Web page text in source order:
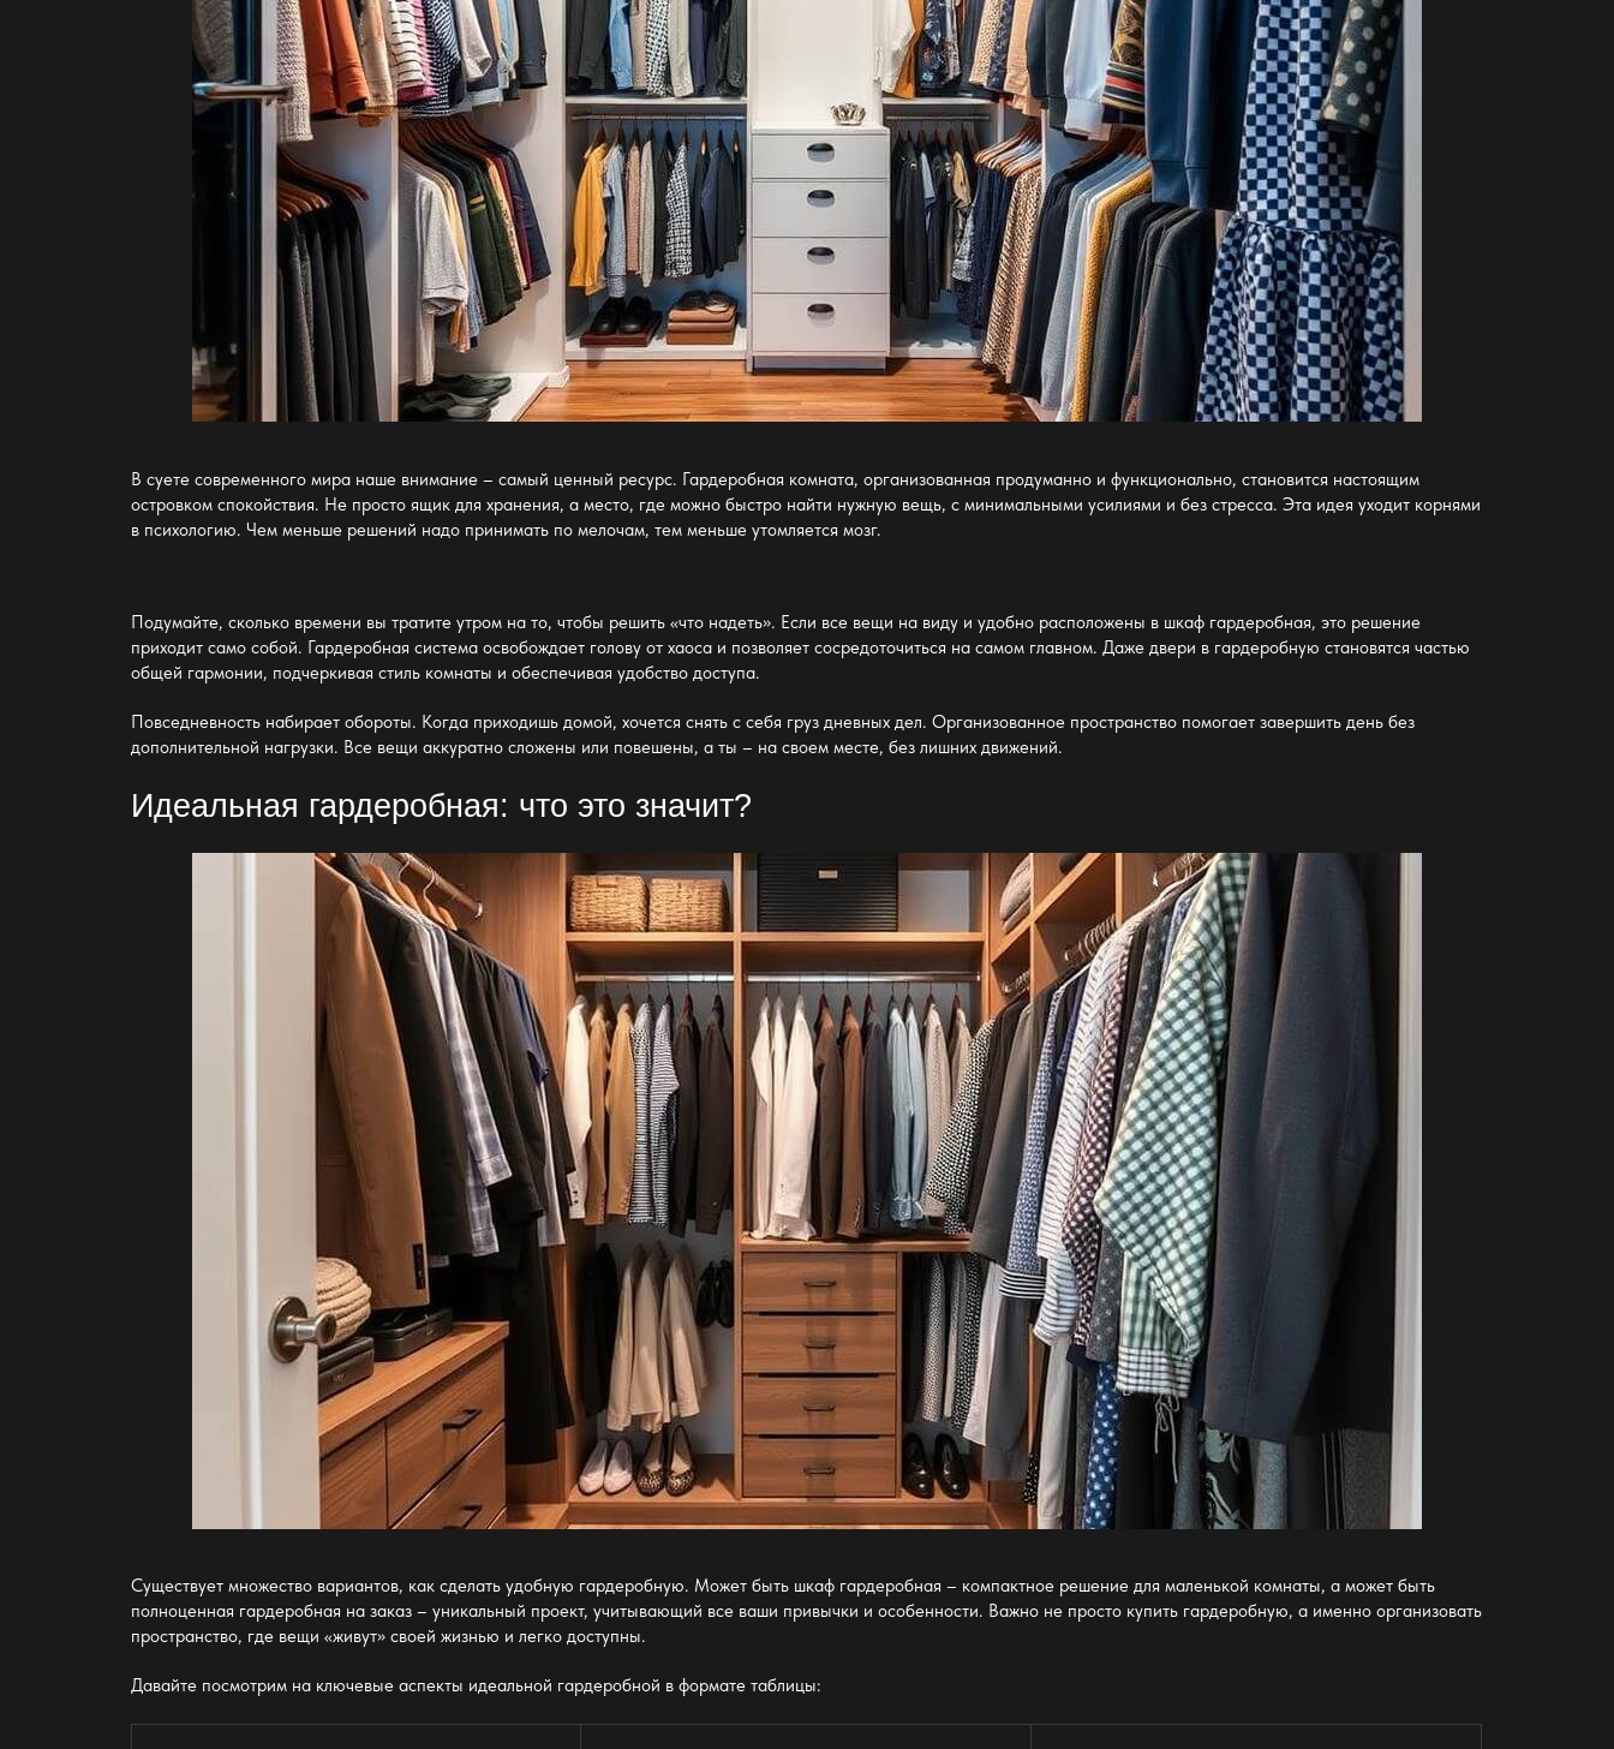
В суете современного мира наше внимание – самый ценный ресурс. Гардеробная комната, организованная продуманно и функционально, становится настоящим
островком спокойствия. Не просто ящик для хранения, а место, где можно быстро найти нужную вещь, с минимальными усилиями и без стресса. Эта идея уходит корнями
в психологию. Чем меньше решений надо принимать по мелочам, тем меньше утомляется мозг.
Подумайте, сколько времени вы тратите утром на то, чтобы решить «что надеть». Если все вещи на виду иудобно расположены в шкаф гардеробная, это решение
приходит само собой. Гардеробная система освобождает голову от хаоса и позволяет сосредоточиться на самом главном. Дажедвери в гардеробную становятся частью
общей гармонии, подчеркивая стиль комнаты и обеспечивая удобство доступа.
Повседневность набирает обороты. Когда приходишь домой, хочется снять с себя груз дневных дел. Организованное пространство помогает завершить день без
дополнительной нагрузки. Все вещи аккуратно сложены или повешены, а ты – на своем месте, без лишних движений.
Идеальная гардеробная: что это значит?
Существует множество вариантов, как сделатьудобную гардеробную. Может быть шкаф гардеробная – компактное решение для маленькой комнаты, а может быть
полноценная гардеробная на заказ – уникальный проект, учитывающий все ваши привычки и особенности. Важно не просто купить гардеробную, а именно организовать
пространство, где вещи «живут» своей жизнью и легко доступны.
Давайте посмотрим на ключевые аспекты идеальной гардеробной в формате таблицы: